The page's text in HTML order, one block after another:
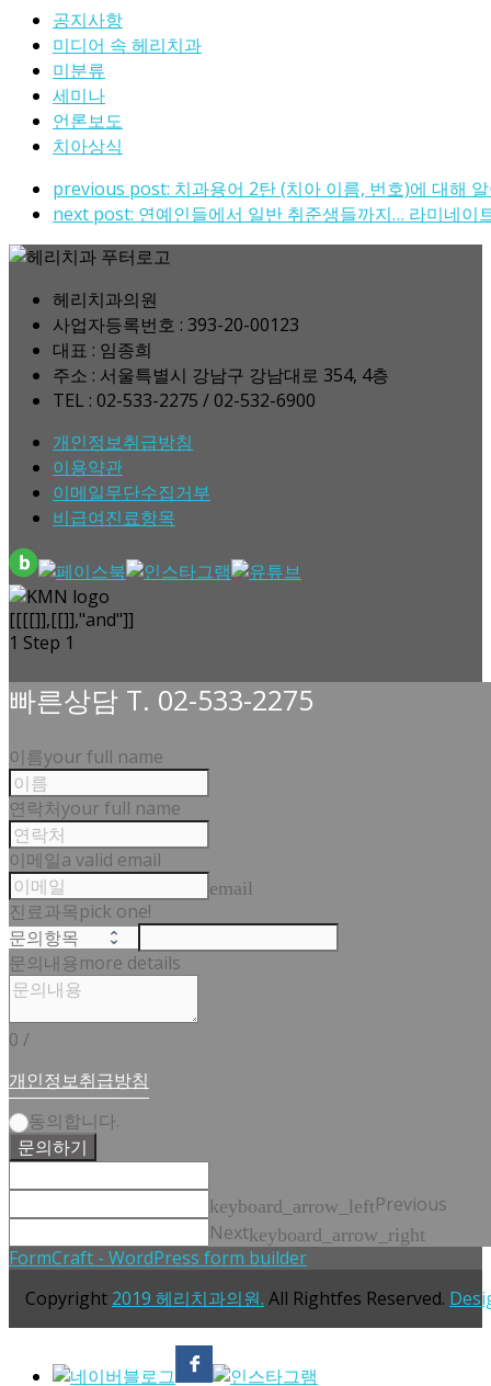
공지사항
미디어 속 헤리치과
미분류
세미나
언론보도
치아상식
previous post: 치과용어 2탄 (치아 이름, 번호)에 대해
next post: 연예인들에서 일반 취준생들까지… 라미네이
헤리치과의원
사업자등록번호 : 393-20-00123
대표 : 임종희
주소 : 서울특별시 강남구 강남대로 354, 4층
TEL : 02-533-2275 / 02-532-6900
개인정보취급방침
이용약관
이메일무단수집거부
비급여진료항목
[[[[]],[[]],"and"]]
1 Step 1
빠른상담 T. 02-533-2275
이름your full name
연락처your full name
이메일a valid email
email
진료과목pick one!
문의내용more details
0 /
개인정보취급방침
동의합니다.
문의하기
keyboard_arrow_leftPrevious
Nextkeyboard_arrow_right
FormCraft - WordPress form builder
Copyright 2019 헤리치과의원. All Rightfes Reserved.